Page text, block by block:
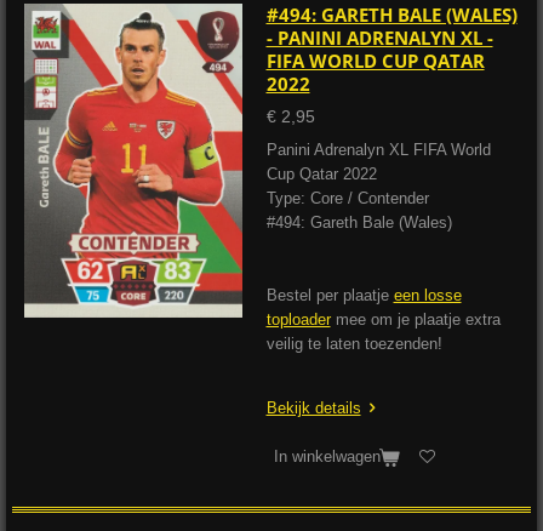
#494: GARETH BALE (WALES)
- PANINI ADRENALYN XL -
FIFA WORLD CUP QATAR
2022
€ 2,95
Panini Adrenalyn XL FIFA World
Cup Qatar 2022
Type: Core / Contender
#494: Gareth Bale (Wales)
Bestel per plaatje een losse
toploadermee om je plaatje extra
veilig te laten toezenden!
Bekijk details
In winkelwagen